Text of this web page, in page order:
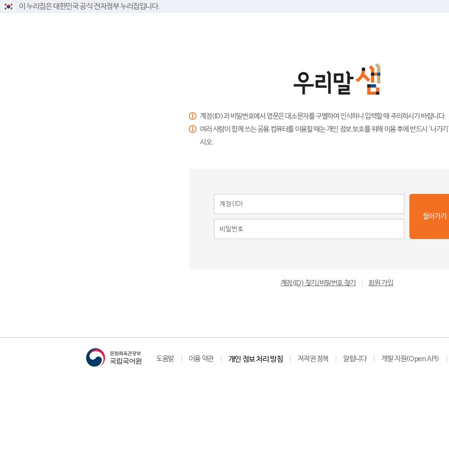
이 누리집은 대한민국 공식 전자정부 누리집입니다.
계정(ID)과 비밀번호에서 영문은 대소문자를 구별하여 인식하니 입력할 때 주의하시기 바랍니다.
여러 사람이 함께 쓰는 공용 컴퓨터를 이용할 때는 개인 정보 보호를 위해 이용 후에 반드시 '나가
시오.
들어가기
계정(ID) 찾기/비밀번호 찾기 회원 가입
도움말 이용 약관 개인 정보 처리 방침 저작권 정책 알립니다 개발 지원(Open API)